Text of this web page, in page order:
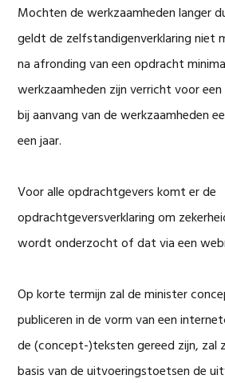
Mochten de werkzaamheden langer
geldt de zelfstandigenverklaring niet
na afronding van een opdracht
werkzaamheden zijn verricht voor
bij aanvang van de werkzaamheden
een jaar.
Voor alle opdrachtgevers komt er de
opdrachtgeversverklaring om
wordt onderzocht of dat via een
Op korte termijn zal de minister
publiceren in de vorm van een
de (concept-)teksten gereed zijn, zal
basis van de uitvoeringstoetsen de